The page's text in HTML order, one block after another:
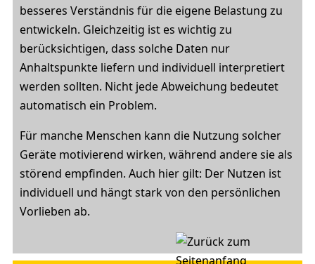
besseres Verständnis für die eigene Belastung zu
entwickeln. Gleichzeitig ist es wichtig zu
berücksichtigen, dass solche Daten nur
Anhaltspunkte liefern und individuell interpretiert
werden sollten. Nicht jede Abweichung bedeutet
automatisch ein Problem.
Für manche Menschen kann die Nutzung solcher
Geräte motivierend wirken, während andere sie als
störend empfinden. Auch hier gilt: Der Nutzen ist
individuell und hängt stark von den persönlichen
Vorlieben ab.